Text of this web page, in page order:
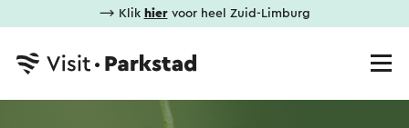
⟶ Klik hiervoor heel Zuid-Limburg